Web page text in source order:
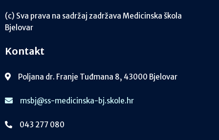
(c) Sva prava na sadržaj zadržava Medicinska škola
Bjelovar
Kontakt
Poljana dr. Franje Tuđmana 8, 43000 Bjelovar
msbj@ss-medicinska-bj.skole.hr
043 277 080